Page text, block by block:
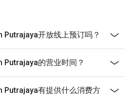
Putrajaya开放线上预订吗？
Putrajaya的营业时间？
Putrajaya有提供什么消费方